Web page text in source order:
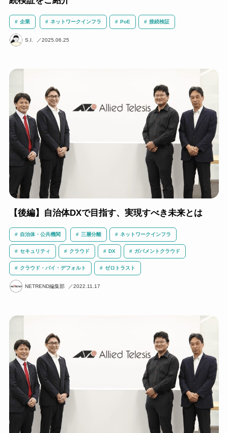
企業 ネットワークインフラ PoE 接続検証
S.I. 2025.06.25
【後編】自治体DXで目指す、実現すべき未来とは
自治体・公共機関 三層分離 ネットワークインフラ
セキュリティ クラウド DX ガバメントクラウド
クラウド・バイ・デフォルト ゼロトラスト
NETREND編集部 2022.11.17